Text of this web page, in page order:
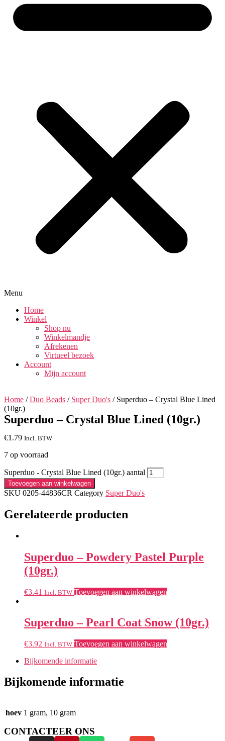
Menu
Home
Winkel
Shop nu
Winkelmandje
Afrekenen
Virtueel bezoek
Account
Mijn account
Home /Duo Beads / Super Duo's / Superduo – Crystal Blue Lined
(10gr.)
Superduo – Crystal Blue Lined (10gr.)
€1.79 Incl. BTW
7 op voorraad
Superduo - Crystal Blue Lined (10gr.) aantal
Toevoegen aan winkelwagen
SKU 0205-44836CR Category Super Duo's
Gerelateerde producten
Superduo – Powdery Pastel Purple
(10gr.)
€3.41 Incl. BTW Toevoegen aan winkelwagen
Superduo – Pearl Coat Snow (10gr.)
€3.92 Incl. BTW Toevoegen aan winkelwagen
Bijkomende informatie
Bijkomende informatie
hoev 1 gram, 10 gram
CONTACTEER ONS